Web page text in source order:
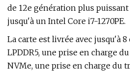
de 12e génération plus
jusqu'à un Intel Core i7-1270PE.
La carte est livrée avec jusqu'à
LPDDR5, une prise en charge
NVMe, une prise en charge du